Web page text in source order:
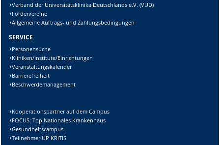
Verband der Universitätsklinika Deutschlands e.V. (VUD)
Fördervereine
Allgemeine Auftrags- und Zahlungsbedingungen
SERVICE
Personensuche
Kliniken/Institute/Einrichtungen
Veranstaltungskalender
Barrierefreiheit
Beschwerdemanagement
Kooperationspartner auf dem Campus
FOCUS: Top Nationales Krankenhaus
Gesundheitscampus
Teilnehmer UP KRITIS